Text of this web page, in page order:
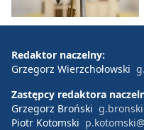
Redaktor naczelny:
Grzegorz Wierzchołowski
Zastępcy redaktora
Grzegorz Broński
Piotr Kotomski